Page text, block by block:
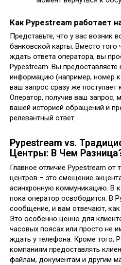
Как Pypestream работает
Представьте, что у вас возник
банковской карты. Вместо того
ждать ответа оператора, вы
Pypestream. Вы
информацию (например, номер
ваш запрос сразу же поступает
Оператор, получив ваш запрос,
вашей историей обращений и
релевантный ответ.
Pypestream vs.
Центры: В Чем
Главное отличие Pypestream от
центров – это смещение
асинхронную коммуникацию. В
пока оператор освободится. В
сообщение, и вам отвечают,
Это особенно ценно для
часовых поясах или просто не
ждать у телефона. Кроме того,
компаниям предоставлять
файлам, документам и другим